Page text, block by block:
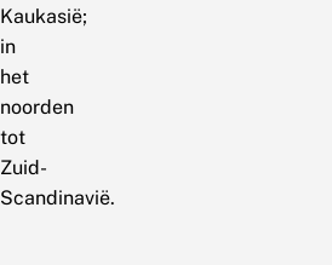
Kaukasië;
in
het
noorden
tot
Zuid-
Scandinavië.